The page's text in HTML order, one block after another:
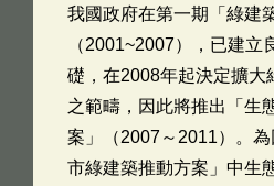
我國政府在第一期「綠建
（2001~2007），已建立
礎，在2008年起決定擴大
之範疇，因此將推出「生
案」（2007～2011）。
市綠建築推動方案」中生